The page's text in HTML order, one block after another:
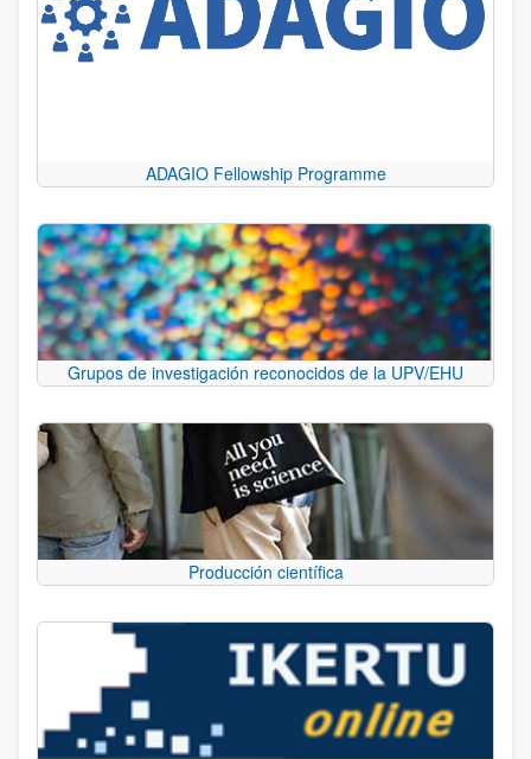
ADAGIO Fellowship Programme
Grupos de investigación reconocidos de la UPV/EHU
Producción científica